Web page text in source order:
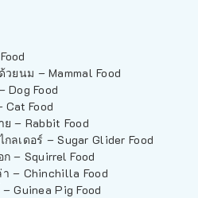
วยนม – Mammal Food
Dog Food
Cat Food
ย – Rabbit Food
ลเดอร์ – Sugar Glider Food
– Squirrel Food
– Chinchilla Food
Guinea Pig Food